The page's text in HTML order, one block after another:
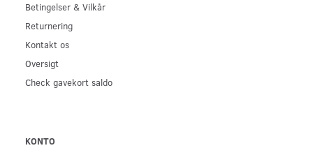
Betingelser & Vilkår
Returnering
Kontakt os
Oversigt
Check gavekort saldo
KONTO